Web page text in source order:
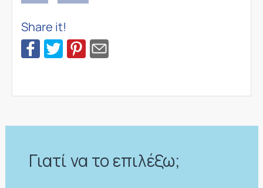
Share it!
Γιατί να το επιλέξω;